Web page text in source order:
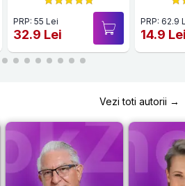
PRP: 55 Lei
32.9 Lei
PRP: 62.9
14.9
Vezi toti autorii →